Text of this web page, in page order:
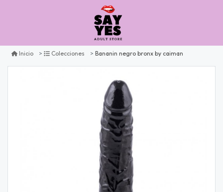
Inicio Colecciones Bananin negro bronx by caiman